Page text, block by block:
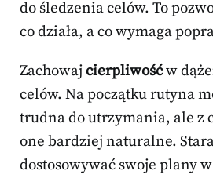
do śledzenia celów. To
co działa, a co wymaga
Zachowajcierpliwośćw
celów. Na początku rutyna
trudna do utrzymania, ale z
one bardziej naturalne.
dostosowywać swoje plany